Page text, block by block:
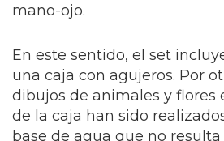
mano-ojo.
En este sentido, el set
una caja con agujeros. Por
dibujos de animales y flores
de la caja han sido
base de agua que no resulta